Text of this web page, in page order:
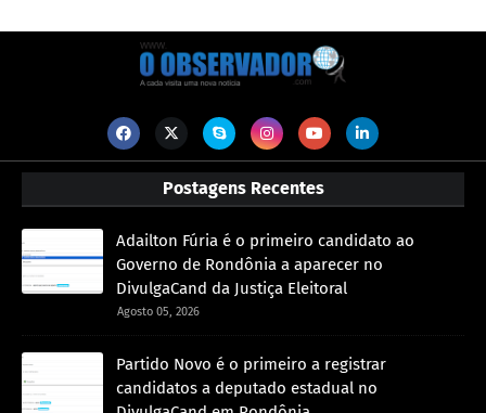
Postagens Recentes
Adailton Fúria é o primeiro candidato ao
Governo de Rondônia a aparecer no
DivulgaCand da Justiça Eleitoral
Agosto 05, 2026
Partido Novo é o primeiro a registrar
candidatos a deputado estadual no